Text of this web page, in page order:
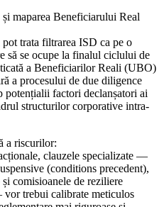
maparea Beneficiarului Real
trata filtrarea ISD ca pe o
să se ocupe la finalul ciclului de
a Beneficiarilor Reali (UBO)
a procesului de due diligence
factori declanșatori ai
structurilor corporative intra-
a riscurilor:
clauzele specializate —
(conditions precedent),
comisioanele de reziliere
trebui calibrate meticulos